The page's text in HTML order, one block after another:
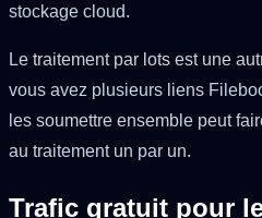
stockage cloud.
Le traitement par lots est une
vous avez plusieurs liens
les soumettre ensemble peut
au traitement un par un.
Trafic gratuit pour